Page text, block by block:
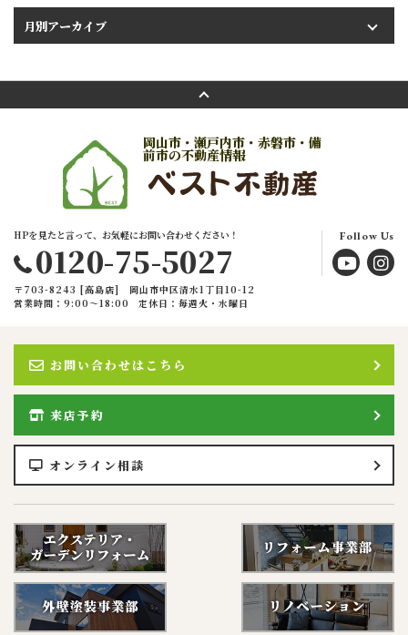
岡山市・瀬戸内市・赤磐市・備
前市の不動産情報
HPを見たと言って、お気軽にお問い合わせください！
0120-75-5027
Follow Us
〒703-8243 [高島店] 岡山市中区清水1丁目10-12
営業時間：9:00〜18:00
定休日：毎週火・水曜日
お問い合わせはこちら
来店予約
オンライン相談